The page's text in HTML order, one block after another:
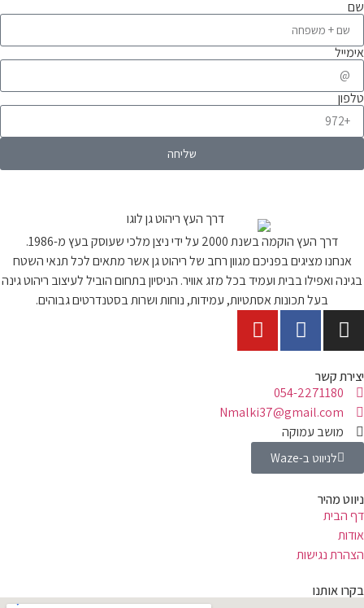
שם
אימייל
טלפון
שליחה
דרך העץ הוקמה בשנת 2000 על ידי ניצן מלכי שעוסק בעץ מ-1986.
אנחנו מציגים בפניכם מגוון רחב של ריהוט גן אשר מתאים לכל תנאי השטח
בגינה ואפילו בבית ועמיד בכל מזג אוויר. הניסיון בתחום הוביל לעיצוב ריהוט גינה
בעל תכונות אסתטיות, עמידות, נוחות ושרות בסטנדרטים גבוהים.
יצירת קשר
054-2271180
Nmalki37@gmail.com
מושב עמוקה
לניווט ב-Waze
ניווט מהיר
דף הבית
אודות
הצהרת נגישות
בקרו אותנו